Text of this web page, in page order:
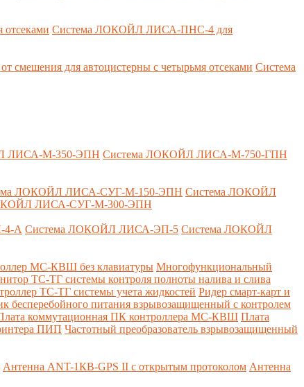
Система ЛОКОЙЛ ЛИСА-ПНС-4 для
для автоцистерны с четырьмя отсеками Система
ЛИСА-М-350-ЭПН Система ЛОКОЙЛ ЛИСА-М-750-ГПН
ЛОКОЙЛ ЛИСА-СУГ-М-150-ЭПН Система ЛОКОЙЛ
ЛИСА-СУГ-М-300-ЭПН
4-А Система ЛОКОЙЛ ЛИСА-ЭП-5 Система ЛОКОЙЛ
МС-КВШ без клавиатуры Многофункциональный
ТС-ТГ системы контроля полноты налива и слива
ТС-ТГ системы учета жидкостей Ридер смарт-карт и
бесперебойного питания взрывозащищенный с контролем
коммутационная ПК контроллера МС-КВШ Плата
ПИП Частотный преобразователь взрывозащищенный
Антенна ANT-1КВ-GPS II с открытым протоколом Антенна